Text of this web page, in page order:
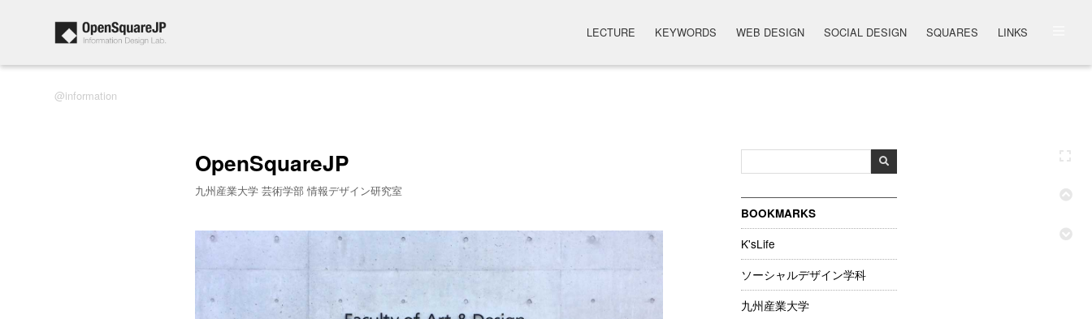
information
LECTURE KEYWORDS WEB DESIGN SOCIAL DESIGN SQUARES LINKS
BOOKMARKS
K'sLife
ソーシャルデザイン学科
九州産業大学
OpenSquareJP
九州産業大学 芸術学部 情報デザイン研究室